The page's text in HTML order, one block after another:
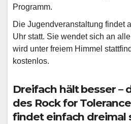
Programm.
Die Jugendveranstaltung findet
Uhr statt. Sie wendet sich an
wird unter freiem Himmel
kostenlos.
Dreifach hält besser –
des Rock for
findet einfach dreimal